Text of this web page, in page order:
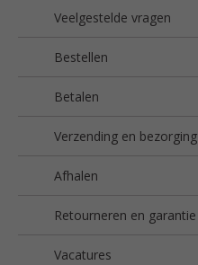
Veelgestelde vragen
Bestellen
Betalen
Verzending en bezorging
Afhalen
Retourneren en garantie
Vacatures